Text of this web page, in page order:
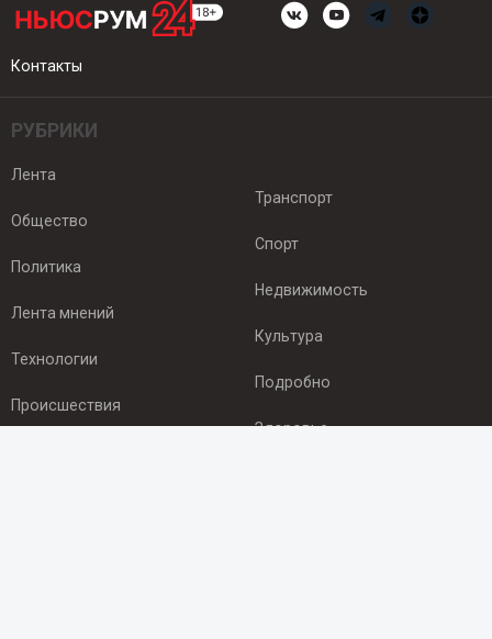
Контакты
РУБРИКИ
Лента
Общество
Политика
Лента мнений
Технологии
Происшествия
Транспорт
Спорт
Недвижимость
Культура
Подробно
Здоровье